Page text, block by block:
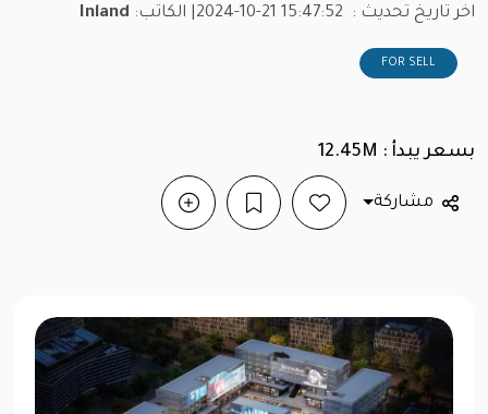
اخر تاريخ تحديث : 2024-10-21 15:47:52 | الكاتب: Inland
FOR SELL
بسعر يبدأ : 12.45M
مشاركة